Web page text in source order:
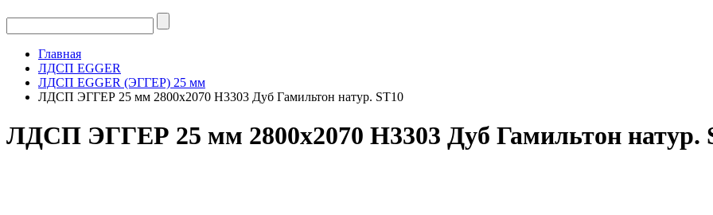
Главная
ЛДСП EGGER
ЛДСП EGGER (ЭГГЕР) 25 мм
ЛДСП ЭГГЕР 25 мм 2800х2070 H3303 Дуб Гамильтон натур. ST10
ЛДСП ЭГГЕР 25 мм 2800х2070 H3303 Дуб Гамильтон натур.